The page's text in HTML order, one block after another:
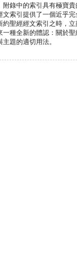
錄中的索引具有極寶貴
索引提供了一個近乎
聖經經文索引之時，
種全新的體認：關於
題的適切用法。